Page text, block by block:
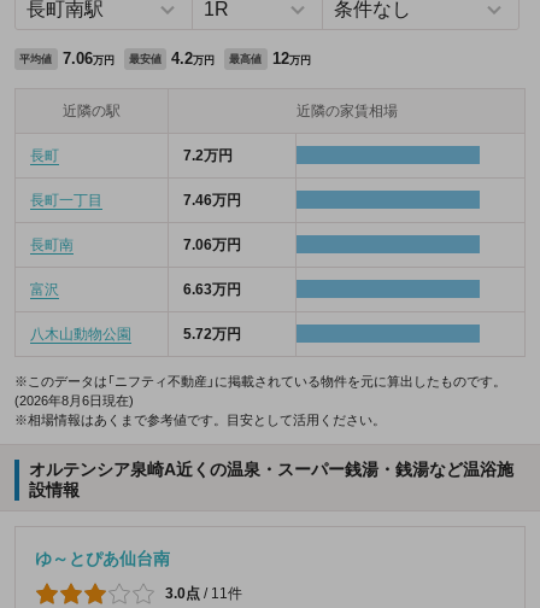
平均値 7.06万円 最安値 4.2万円 最高値 12万円
近隣の駅 近隣の家賃相場
長町 7.2万円
長町一丁目 7.46万円
長町南 7.06万円
富沢 6.63万円
八木山動物公園 5.72万円
※このデータは「ニフティ不動産」に掲載されている物件を元に算出したものです。
(2026年8月6日現在)
※相場情報はあくまで参考値です。目安として活用ください。
オルテンシア泉崎A近くの温泉・スーパー銭湯・銭湯など温浴施
設情報
ゆ～とぴあ仙台南
3.0点 / 11件